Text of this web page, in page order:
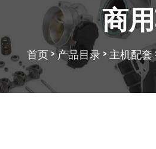
商
首页>产品目录> 主机配套